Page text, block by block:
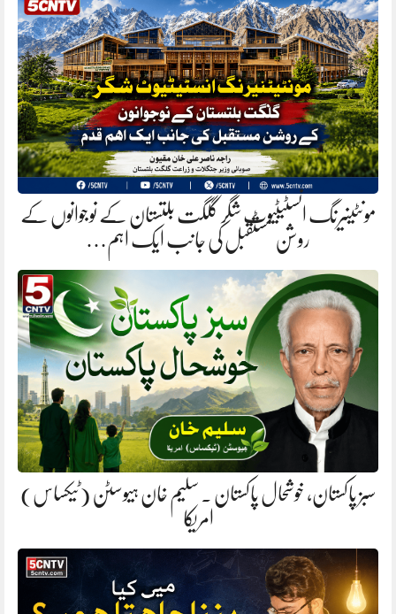
مونٹینیرنگ انسٹیٹیوٹ شگر گلگت بلتستان کے نوجوانوں کے
روشن مستقبل کی جانب ایک اہم…
سبز پاکستان، خوشحال پاکستان . سلیم خان ہیوسٹن (ٹیکساس)
امریکا